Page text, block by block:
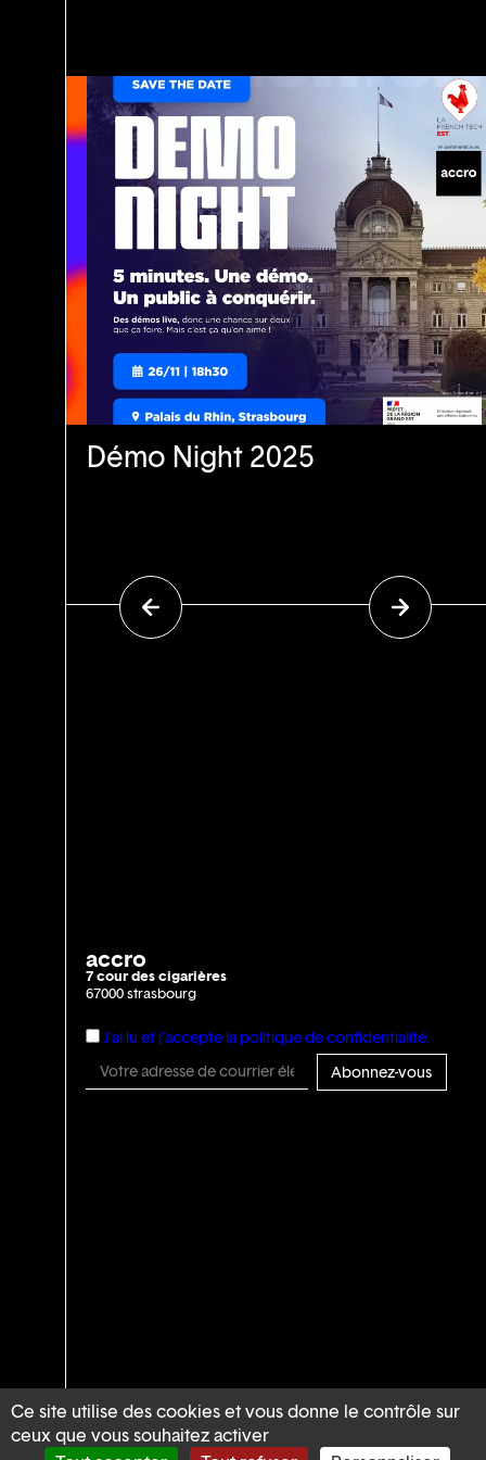
Démo Night 2025
accro
7 cour des cigarières
67000 strasbourg
J'ai lu et j'accepte la politique de confidentialité.
Ce site utilise des cookies et vous donne le contrôle sur
ceux que vous souhaitez activer